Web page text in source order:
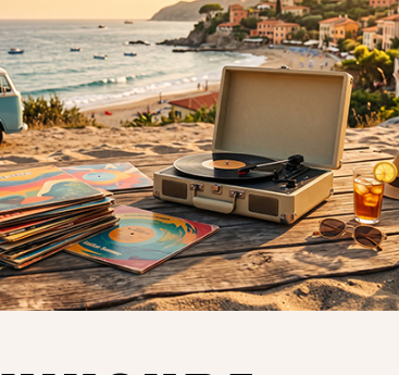
interessati!
Privacy
Privacy Policy
Cookie Policy (UE)